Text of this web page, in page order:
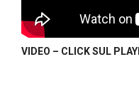
VIDEO – CLICK SUL